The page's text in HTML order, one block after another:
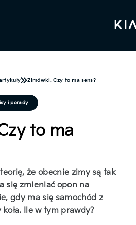
Zimówki. Czy to ma sens?
i porady
to ma
teorię, że obecnie zimy są tak
się zmieniać opon na
gdy ma się samochód z
Ile w tym prawdy?